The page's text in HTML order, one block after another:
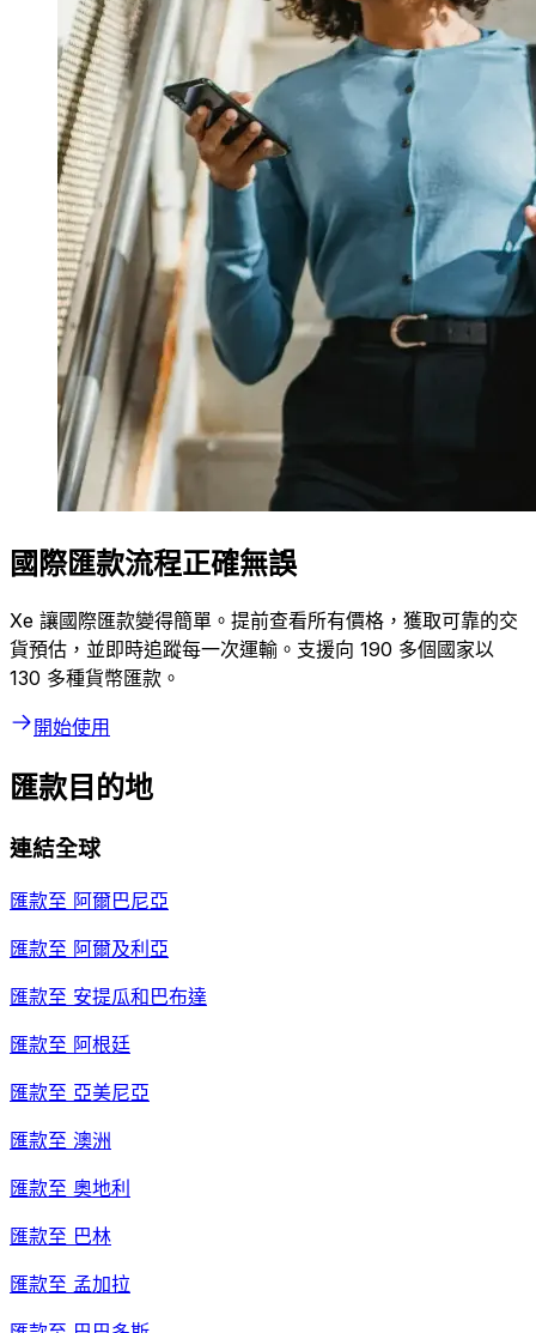
國際匯款流程正確無誤
Xe 讓國際匯款變得簡單。提前查看所有價格，獲取可靠的交
貨預估，並即時追蹤每一次運輸。支援向 190 多個國家以
130 多種貨幣匯款。
開始使用
匯款目的地
連結全球
匯款至 阿爾巴尼亞
匯款至 阿爾及利亞
匯款至 安提瓜和巴布達
匯款至 阿根廷
匯款至 亞美尼亞
匯款至 澳洲
匯款至 奧地利
匯款至 巴林
匯款至 孟加拉